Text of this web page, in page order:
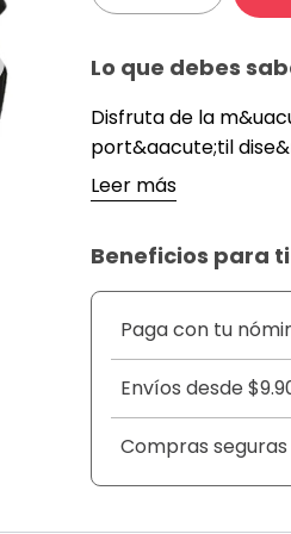
Lo que debes
Disfruta de la
port&aacute;til
sonido envolvente y
cualquier
&uacute;nico.
Bluetooth, puedes
dispositivos y llevar
bater&iacute;a
interrupciones.
&nbsp;
DETALLES
&nbsp;
Leer más
Beneficios para ti
Paga con tu
Envíos desde
Compras seguras